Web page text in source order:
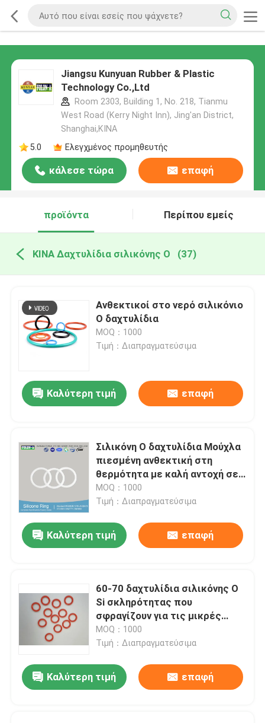
Jiangsu Kunyuan Rubber & Plastic
Technology Co.,Ltd
Room 2303, Building 1, No. 218, Tianmu
West Road (Kerry Night Inn), Jing'an District,
Shanghai,ΚΙΝΑ
5.0
Ελεγχμένος προμηθευτής
κάλεσε τώρα επαφή
προϊόντα Περίπου εμείς
ΚΙΝΑ Δαχτυλίδια σιλικόνης Ο (37)
Ανθεκτικοί στο νερό σιλικόνιο
O δαχτυλίδια
MOQ：1000
Τιμή：Διαπραγματεύσιμα
Καλύτερη τιμή επαφή
Σιλικόνη O δαχτυλίδια Μούχλα
πιεσμένη ανθεκτική στη
θερμότητα με καλή αντοχή σε
δάκρυα
MOQ：1000
Τιμή：Διαπραγματεύσιμα
Καλύτερη τιμή επαφή
60-70 δαχτυλίδια σιλικόνης Ο
Si σκληρότητας που
σφραγίζουν για τις μικρές
συσκευές
MOQ：1000
Τιμή：Διαπραγματεύσιμα
Καλύτερη τιμή επαφή